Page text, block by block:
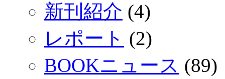
新刊紹介 (4)
レポート (2)
BOOKニュース (89)